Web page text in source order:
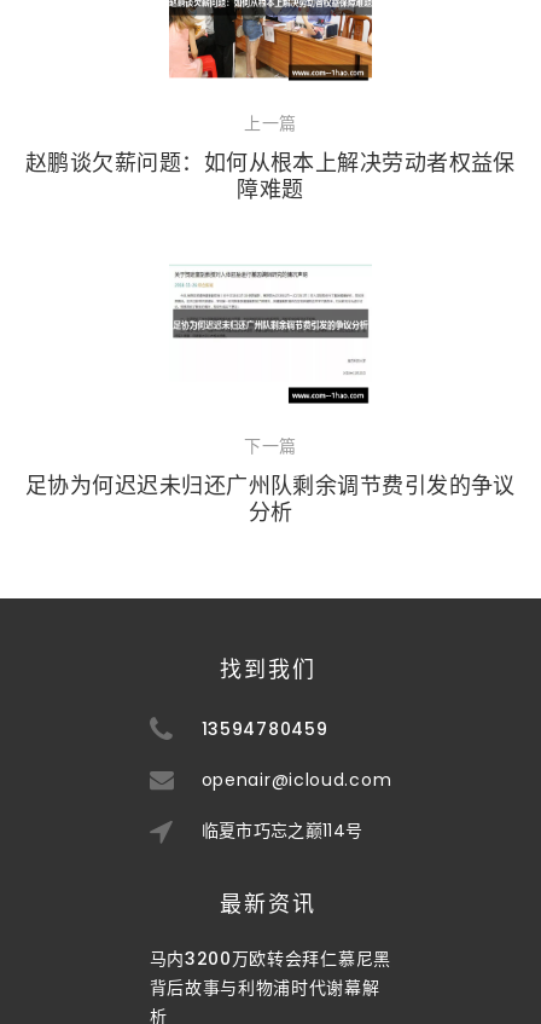
上一篇
赵鹏谈欠薪问题：如何从根本上解决劳动者权益保
障难题
下一篇
足协为何迟迟未归还广州队剩余调节费引发的争议
分析
找到我们
13594780459
openair@icloud.com
临夏市巧忘之巅114号
最新资讯
马内3200万欧转会拜仁慕尼黑
背后故事与利物浦时代谢幕解
析